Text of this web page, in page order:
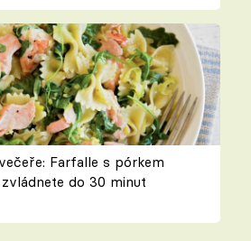
Farfalle s pórkem
do 30 minut